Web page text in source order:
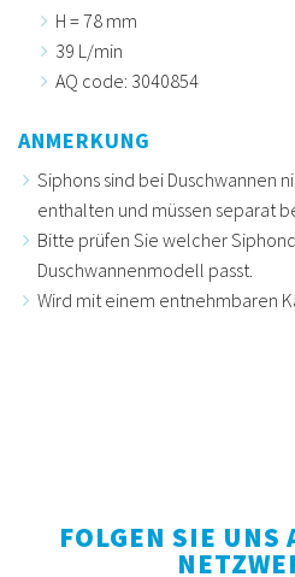
H = 78 mm
39 L/min
AQ code: 3040854
ANMERKUNG
Siphons sind bei Duschwannen
enthalten und müssen separat
Bitte prüfen Sie welcher
Duschwannenmodell passt.
Wird mit einem entnehmbaren
FOLGEN SIE UNS